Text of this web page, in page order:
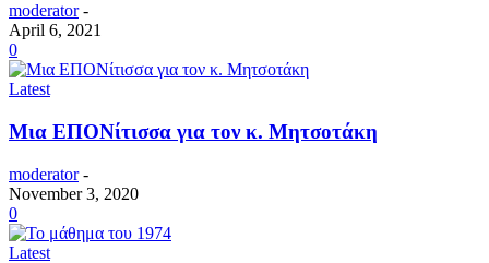
moderator -
April 6, 2021
0
Latest
Μια ΕΠΟΝίτισσα για τον κ. Μητσοτάκη
moderator -
November 3, 2020
0
Latest